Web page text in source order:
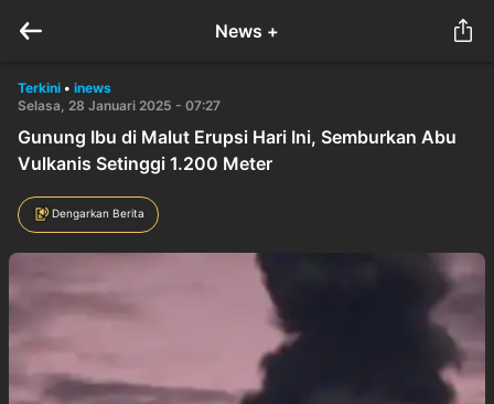
News +
Terkini • inews
Selasa, 28 Januari 2025 - 07:27
Gunung Ibu di Malut Erupsi Hari Ini, Semburkan Abu
Vulkanis Setinggi 1.200 Meter
Dengarkan Berita